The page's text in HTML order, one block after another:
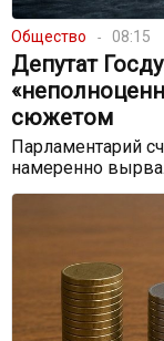
Общество 08:15
Депутат
сюжетом
Парламентарий
намеренно